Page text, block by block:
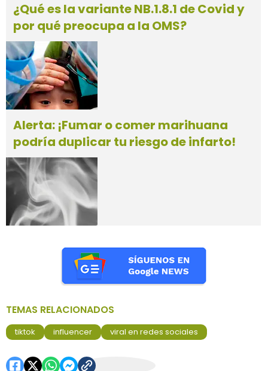
¿Qué es la variante NB.1.8.1 de Covid y
por qué preocupa a la OMS?
Alerta: ¡Fumar o comer marihuana
podría duplicar tu riesgo de infarto!
TEMAS RELACIONADOS
tiktok influencer viral en redes sociales